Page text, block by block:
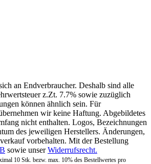
an Endverbraucher. Deshalb sind alle
z.Zt. 7.7% sowie zuzüglich
können ähnlich sein. Für
wir keine Haftung. Abgebildetes
nicht enthalten. Logos, Bezeichnungen
des jeweiligen Herstellers. Änderungen,
vorbehalten. Mit der Bestellung
sowie unserWiderrufsrecht.
10 Stk. bezw. max. 10% des Bestellwertes pro